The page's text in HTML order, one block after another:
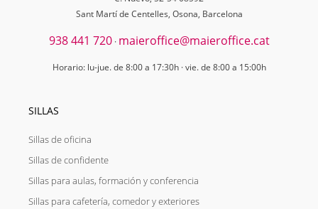
Sant Martí de Centelles, Osona, Barcelona
938 441 720· maieroffice@maieroffice.cat
Horario: lu-jue. de 8:00 a 17:30h · vie. de 8:00 a 15:00h
SILLAS
Sillas de oficina
Sillas de confidente
Sillas para aulas, formación y conferencia
Sillas para cafetería, comedor y exteriores